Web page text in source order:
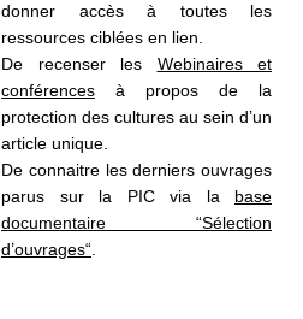
donner accès à toutes les
ressources ciblées en lien.
De recenser les Webinaires et
conférences à propos de la
protection des cultures au sein d’un
article unique.
De connaitre les derniers ouvrages
parus sur la PIC via la base
documentaire “Sélection
d’ouvrages“.